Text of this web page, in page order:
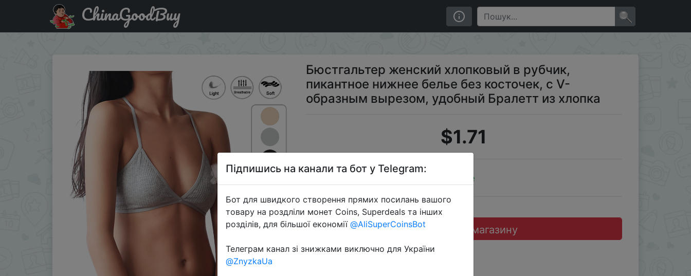
Купити на розпродажі Бюстгальтер женский хлопковый в рубчик, пикантное нижнее белье без косточек, с V-образным вырезом, удобный Бралетт из хлопка
ChinaGoodBuy
Бюстгальтер женский хлопковый в рубчик,
пикантное нижнее белье без косточек, с V-
образным вырезом, удобный Бралетт из хлопка
$1.71
Sale
Перейти до магазину
Підпишись на канали та бот у Telegram:
Бот для швидкого створення прямих посилань вашого
товару на роздліли монет Coins, Superdeals та інших
розділів, для більшої економії @AliSuperCoinsBot
Телеграм канал зі знижками виключно для України
@ZnyzkaUa